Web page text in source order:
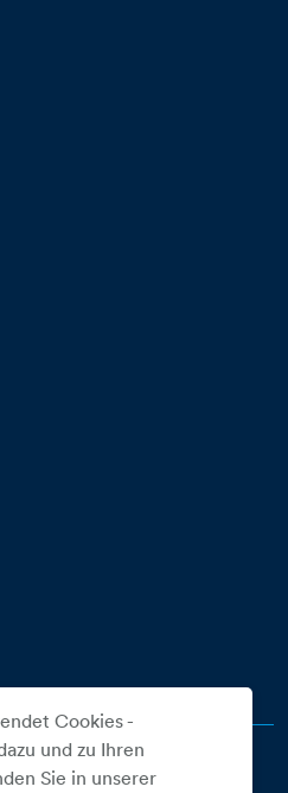
Cookies -
und zu Ihren
Sie in unserer